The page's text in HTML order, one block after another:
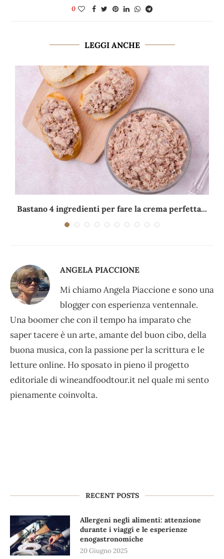
0
LEGGI ANCHE
Bastano 4 ingredienti per fare la crema perfetta...
ANGELA PIACCIONE
Mi chiamo Angela Piaccione e sono una
blogger con esperienza ventennale.
Una boomer che con il tempo ha imparato che
saper tacere è un arte, amante del buon cibo, della
buona musica, con la passione per la scrittura e le
letture online. Ho sposato in pieno il progetto
editoriale di wineandfoodtour.it nel quale mi sento
pienamente coinvolta.
RECENT POSTS
Allergeni negli alimenti: attenzione
durante i viaggi e le esperienze
enogastronomiche
20 Giugno 2025